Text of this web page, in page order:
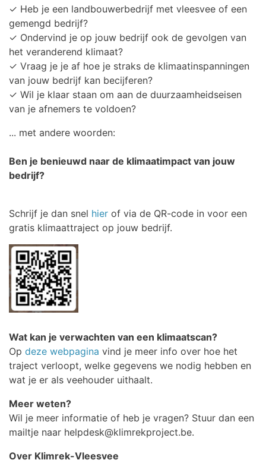
✓ Heb je een landbouwerbedrijf met vleesvee of een
gemengd bedrijf?
✓ Ondervind je op jouw bedrijf ook de gevolgen van
het veranderend klimaat?
✓ Vraag je je af hoe je straks de klimaatinspanningen
van jouw bedrijf kan becijferen?
✓ Wil je klaar staan om aan de duurzaamheidseisen
van je afnemers te voldoen?
... met andere woorden:
Ben je benieuwd naar de klimaatimpact van jouw
bedrijf?
Schrijf je dan snel hier of via de QR-code in voor een
gratis klimaattraject op jouw bedrijf.
Wat kan je verwachten van een klimaatscan?
Op deze webpagina vind je meer info over hoe het
traject verloopt, welke gegevens we nodig hebben en
wat je er als veehouder uithaalt.
Meer weten?
Wil je meer informatie of heb je vragen? Stuur dan een
mailtje naar helpdesk@klimrekproject.be.
Over Klimrek-Vleesvee